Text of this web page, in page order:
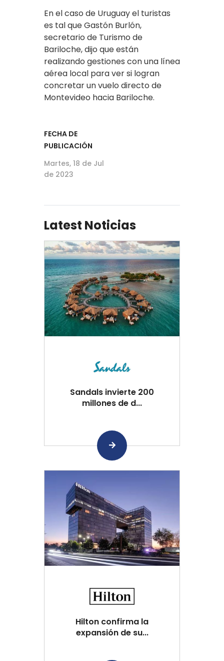
En el caso de Uruguay el turistas
es tal que Gastón Burlón,
secretario de Turismo de
Bariloche, dijo que están
realizando gestiones con una línea
aérea local para ver si logran
concretar un vuelo directo de
Montevideo hacia Bariloche.
FECHA DE
PUBLICACIÓN
Martes, 18 de Jul
de 2023
Latest Noticias
Sandals invierte 200
millones de d...
Hilton confirma la
expansión de su...